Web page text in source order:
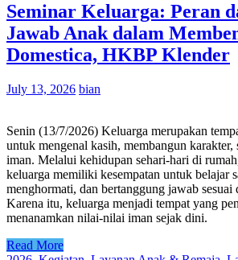
Seminar Keluarga: Peran
Jawab Anak dalam
Domestica, HKBP Klender
July 13, 2026 bian
Senin (13/7/2026) Keluarga merupakan
untuk mengenal kasih, membangun karakter,
iman. Melalui kehidupan sehari-hari di
keluarga memiliki kesempatan untuk belajar
menghormati, dan bertanggung jawab sesuai
Karena itu, keluarga menjadi tempat yang
menanamkan nilai-nilai iman sejak dini.
Read More